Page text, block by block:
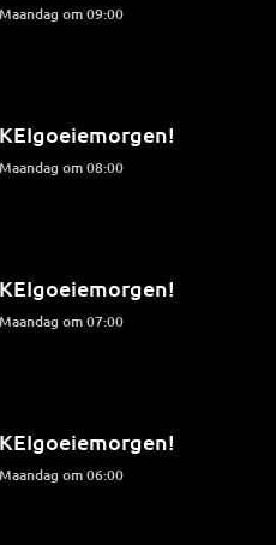
maandag om 09:00
KEIgoeiemorgen!
maandag om 08:00
KEIgoeiemorgen!
maandag om 07:00
KEIgoeiemorgen!
maandag om 06:00